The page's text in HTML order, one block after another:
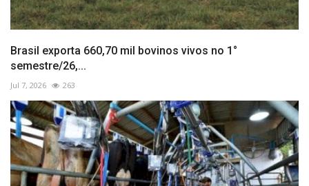
Brasil exporta 660,70 mil bovinos vivos no 1°
semestre/26,...
Jul 7, 2026 263